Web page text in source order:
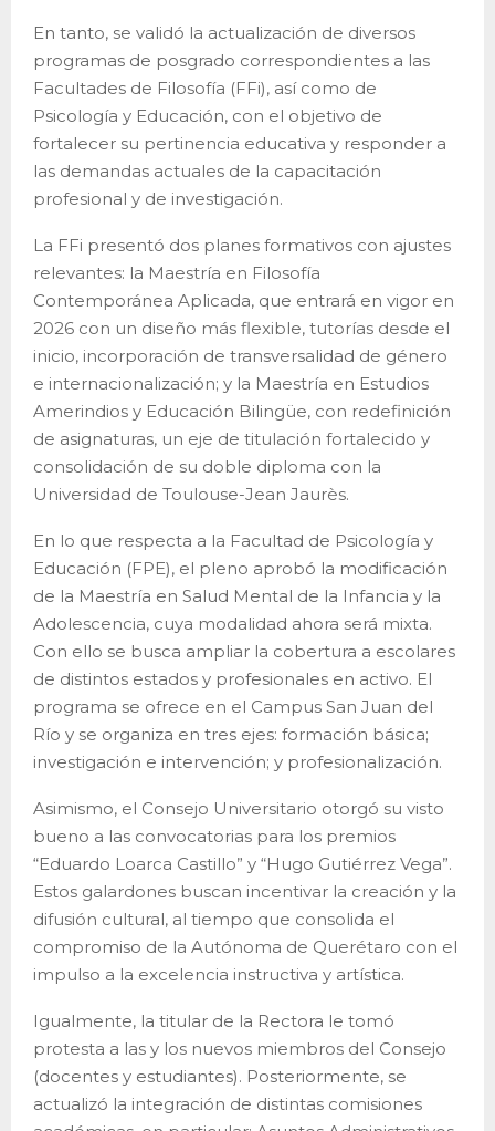
En tanto, se validó la actualización de diversos
programas de posgrado correspondientes a las
Facultades de Filosofía (FFi), así como de
Psicología y Educación, con el objetivo de
fortalecer su pertinencia educativa y responder a
las demandas actuales de la capacitación
profesional y de investigación.
La FFi presentó dos planes formativos con ajustes
relevantes: la Maestría en Filosofía
Contemporánea Aplicada, que entrará en vigor en
2026 con un diseño más flexible, tutorías desde el
inicio, incorporación de transversalidad de género
e internacionalización; y la Maestría en Estudios
Amerindios y Educación Bilingüe, con redefinición
de asignaturas, un eje de titulación fortalecido y
consolidación de su doble diploma con la
Universidad de Toulouse-Jean Jaurès.
En lo que respecta a la Facultad de Psicología y
Educación (FPE), el pleno aprobó la modificación
de la Maestría en Salud Mental de la Infancia y la
Adolescencia, cuya modalidad ahora será mixta.
Con ello se busca ampliar la cobertura a escolares
de distintos estados y profesionales en activo. El
programa se ofrece en el Campus San Juan del
Río y se organiza en tres ejes: formación básica;
investigación e intervención; y profesionalización.
Asimismo, el Consejo Universitario otorgó su visto
bueno a las convocatorias para los premios
“Eduardo Loarca Castillo” y “Hugo Gutiérrez Vega”.
Estos galardones buscan incentivar la creación y la
difusión cultural, al tiempo que consolida el
compromiso de la Autónoma de Querétaro con el
impulso a la excelencia instructiva y artística.
Igualmente, la titular de la Rectora le tomó
protesta a las y los nuevos miembros del Consejo
(docentes y estudiantes). Posteriormente, se
actualizó la integración de distintas comisiones